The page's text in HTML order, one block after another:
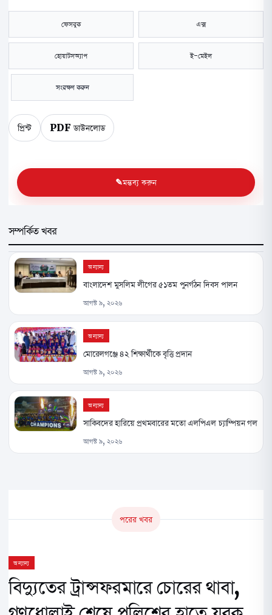
ফেসবুক এক্স
হোয়াটসঅ্যাপ ই-মেইল
সংরক্ষণ করুন
প্রিন্ট PDF ডাউনলোড
মন্তব্য করুন
সম্পর্কিত খবর
অন্যান্য
বাংলাদেশ মুসলিম লীগের ৫১তম পুনর্গঠন দিবস পালন
আগস্ট ৯, ২০২৬
অন্যান্য
মোরেলগঞ্জে ৪২ শিক্ষার্থীকে বৃত্তি প্রদান
আগস্ট ৯, ২০২৬
অন্যান্য
সাকিবদের হারিয়ে প্রথমবারের মতো এলপিএল চ্যাম্পিয়ন গল
আগস্ট ৯, ২০২৬
পরের খবর
অন্যান্য
বিদ্যুতের ট্রান্সফরমারে চোরের থাবা,